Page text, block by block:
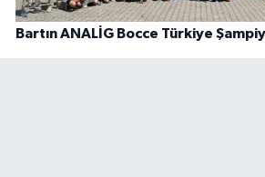
Bartın ANALİG Bocce Türkiye